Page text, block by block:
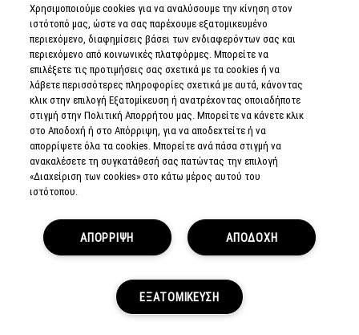
LIVE CHAT
Χρησιμοποιούμε cookies για να αναλύσουμε την κίνηση στον
ιστότοπό μας, ώστε να σας παρέχουμε εξατομικευμένο
περιεχόμενο, διαφημίσεις βάσει των ενδιαφερόντων σας και
περιεχόμενο από κοινωνικές πλατφόρμες. Μπορείτε να
επιλέξετε τις προτιμήσεις σας σχετικά με τα cookies ή να
λάβετε περισσότερες πληροφορίες σχετικά με αυτά, κάνοντας
κλικ στην επιλογή Εξατομίκευση ή ανατρέχοντας οποιαδήποτε
στιγμή στην Πολιτική Απορρήτου μας. Μπορείτε να κάνετε κλικ
στο Αποδοχή ή στο Απόρριψη, για να αποδεχτείτε ή να
απορρίψετε όλα τα cookies. Μπορείτε ανά πάσα στιγμή να
ανακαλέσετε τη συγκατάθεσή σας πατώντας την επιλογή
«Διαχείριση των cookies» στο κάτω μέρος αυτού του
ιστότοπου.
ΑΠΟΔΟΧΗ
ΑΠΟΡΡΙΨΗ
ΕΞΑΤΟΜΙΚΕΥΣΗ